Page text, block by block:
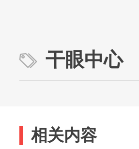
干眼中心
相关内容